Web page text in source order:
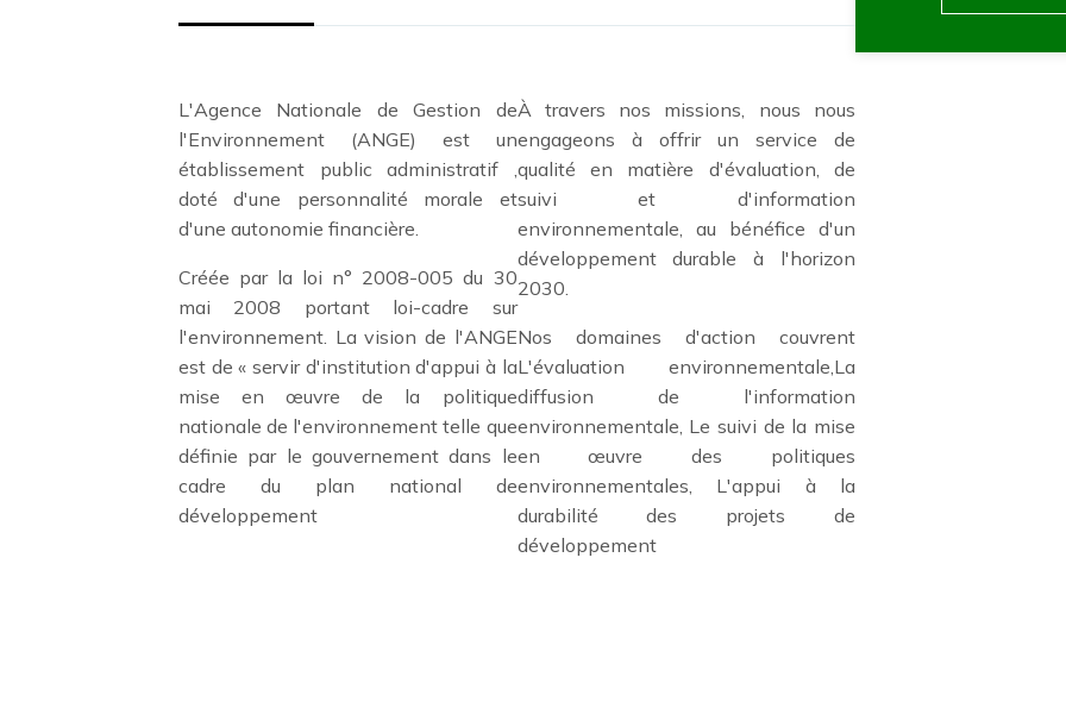
L'Agence Nationale de Gestion de
l'Environnement (ANGE) est un
établissement public administratif ,
doté d'une personnalité morale et
d'une autonomie financière.
Créée par la loi n° 2008-005 du 30
mai 2008 portant loi-cadre sur
l'environnement. La vision de l'ANGE
est de « servir d'institution d'appui à la
mise en œuvre de la politique
nationale de l'environnement telle que
définie par le gouvernement dans le
cadre du plan national de
développement
À travers nos missions, nous nous
engageons à offrir un service de
qualité en matière d'évaluation, de
suivi et d'information
environnementale, au bénéfice d'un
développement durable à l'horizon
2030.
Nos domaines d'action couvrent
L'évaluation environnementale,La
diffusion de l'information
environnementale, Le suivi de la mise
en œuvre des politiques
environnementales, L'appui à la
durabilité des projets de
développement